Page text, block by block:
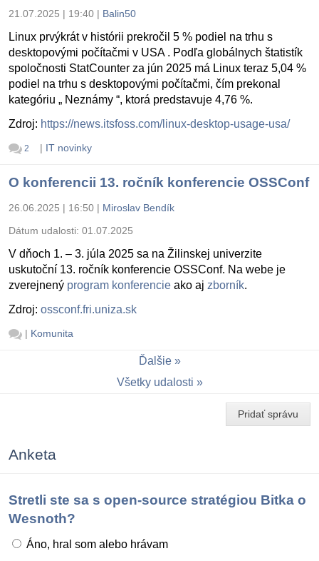
21.07.2025 | 19:40 | Balin50
Linux prvýkrát v histórii prekročil 5 % podiel na trhu s
desktopovými počítačmi v USA . Podľa globálnych štatistík
spoločnosti StatCounter za jún 2025 má Linux teraz 5,04 %
podiel na trhu s desktopovými počítačmi, čím prekonal
kategóriu „ Neznámy “, ktorá predstavuje 4,76 %.
Zdroj: https://news.itsfoss.com/linux-desktop-usage-usa/
2 | IT novinky
O konferencii 13. ročník konferencie OSSConf
26.06.2025 | 16:50 | Miroslav Bendík
Dátum udalosti: 01.07.2025
V dňoch 1. – 3. júla 2025 sa na Žilinskej univerzite
uskutoční 13. ročník konferencie OSSConf. Na webe je
zverejnený program konferencie ako aj zborník.
Zdroj: ossconf.fri.uniza.sk
| Komunita
Ďalšie
Všetky udalosti
Pridať správu
Anketa
Stretli ste sa s open-source stratégiou Bitka o
Wesnoth?
Áno, hral som alebo hrávam